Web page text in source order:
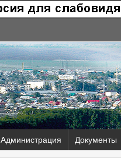
Администрация Документы